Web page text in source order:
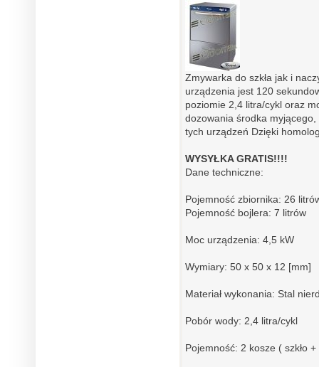
Zmywarka do szkła jak i
urządzenia jest 120
poziomie 2,4 litra/cykl oraz
dozowania środka
tych urządzeń Dzięki
WYSYŁKA GRATIS!!!!
Dane techniczne:
Pojemność zbiornika: 26
Pojemność bojlera: 7 litrów
Moc urządzenia: 4,5 kW
Wymiary: 50 x 50 x 12 [mm]
Materiał wykonania: Stal
Pobór wody: 2,4 litra/cykl
Pojemność: 2 kosze ( szkło